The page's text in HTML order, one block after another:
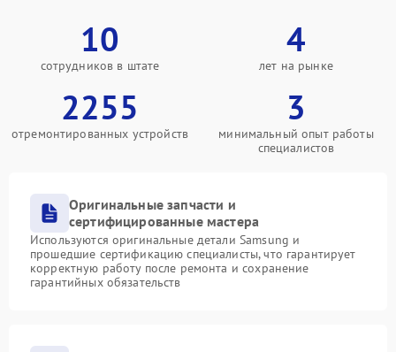
10
сотрудников в штате
4
лет на рынке
2255
отремонтированных устройств
3
минимальный опыт работы
специалистов
Оригинальные запчасти и
сертифицированные мастера
Используются оригинальные детали Samsung и
прошедшие сертификацию специалисты, что гарантирует
корректную работу после ремонта и сохранение
гарантийных обязательств